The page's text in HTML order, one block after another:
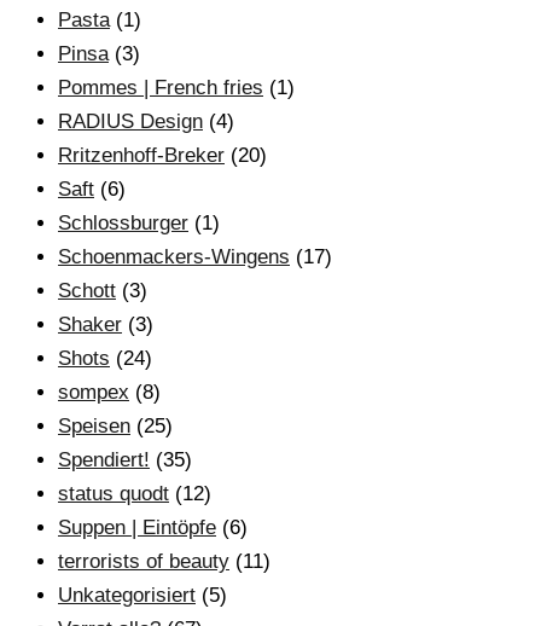
Pasta (1)
Pinsa (3)
Pommes | French fries (1)
RADIUS Design (4)
Rritzenhoff-Breker (20)
Saft (6)
Schlossburger (1)
Schoenmackers-Wingens (17)
Schott (3)
Shaker (3)
Shots (24)
sompex (8)
Speisen (25)
Spendiert! (35)
status quodt (12)
Suppen | Eintöpfe (6)
terrorists of beauty (11)
Unkategorisiert (5)